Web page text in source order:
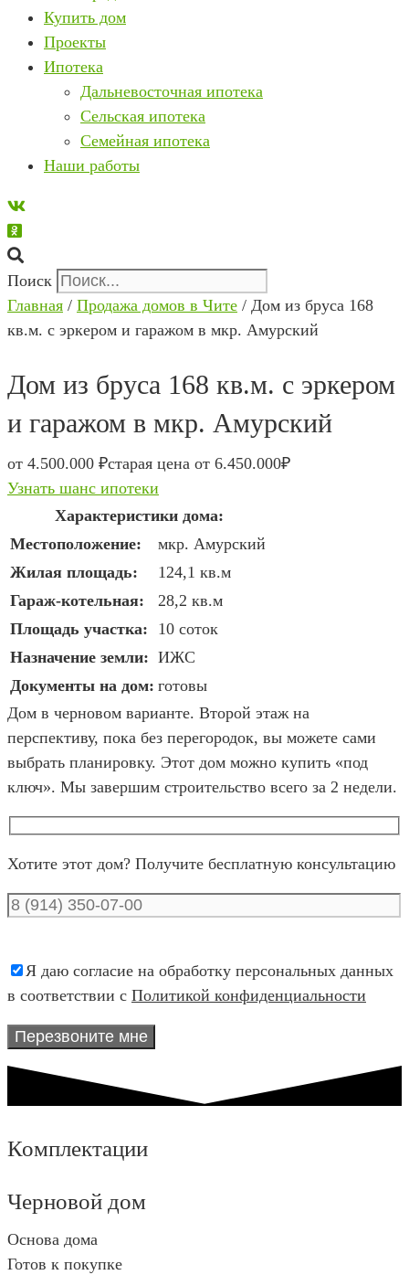
Купить дом
Проекты
Ипотека
Дальневосточная ипотека
Сельская ипотека
Семейная ипотека
Наши работы
Поиск
Главная / Продажа домов в Чите / Дом из бруса 168
кв.м. с эркером и гаражом в мкр. Амурский
Дом из бруса 168 кв.м. с эркером
и гаражом в мкр. Амурский
от 4.500.000 ₽старая цена от 6.450.000₽
Узнать шанс ипотеки
Характеристики дома:
Местоположение:
мкр. Амурский
Жилая площадь:
124,1 кв.м
Гараж-котельная:
28,2 кв.м
Площадь участка:
10 соток
Назначение земли: ИЖС
Документы на дом: готовы
Дом в черновом варианте. Второй этаж на
перспективу, пока без перегородок, вы можете сами
выбрать планировку. Этот дом можно купить «под
ключ». Мы завершим строительство всего за 2 недели.
Хотите этот дом? Получите бесплатную консультацию
Я даю согласие на обработку персональных данных
в соответствии с Политикой конфиденциальности
Комплектации
Черновой дом
Основа дома
Готов к покупке